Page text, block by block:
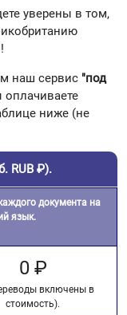
уверены в том,
наш сервис "под
оплачиваете
ниже (не
RUB ₽).
документа на
язык.
0 ₽
включены в
стоимость).